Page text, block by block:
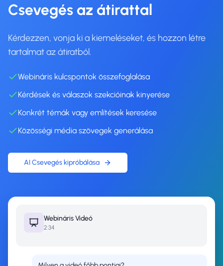
Csevegés az átirattal
Kérdezzen, vonja ki a kiemeléseket, és hozzon létre
tartalmat az átiratból.
Webináris kulcspontok összefoglalása
Kérdések és válaszok szekcióinak kinyerése
Konkrét témák vagy említések keresése
Közösségi média szövegek generálása
AI Csevegés kipróbálása
WebinárisVideó
2:34